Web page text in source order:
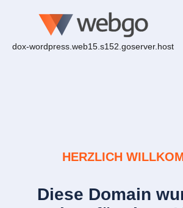
dox-wordpress.web15.s152.goserver.host
HERZLICH
Diese Domain